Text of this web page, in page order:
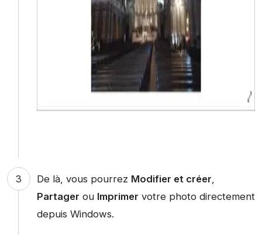
De là, vous pourrez Modifier et créer,
Partager ou Imprimer votre photo directement
depuis Windows.